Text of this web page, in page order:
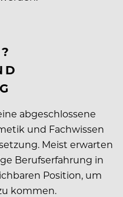
V
abgeschlossene
und Fachwissen
Meist erwarten
Berufserfahrung in
Position, um
kommen.